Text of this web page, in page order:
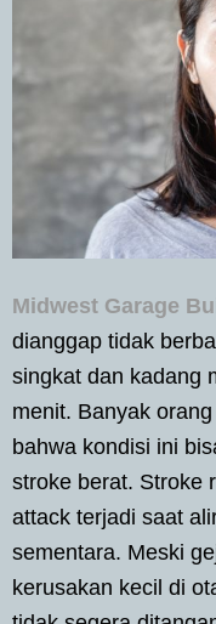
Midwest Garage
dianggap tidak
singkat dan kadang
menit. Banyak
bahwa kondisi ini
stroke berat. Stroke
attack terjadi saat
sementara. Meski
kerusakan kecil di